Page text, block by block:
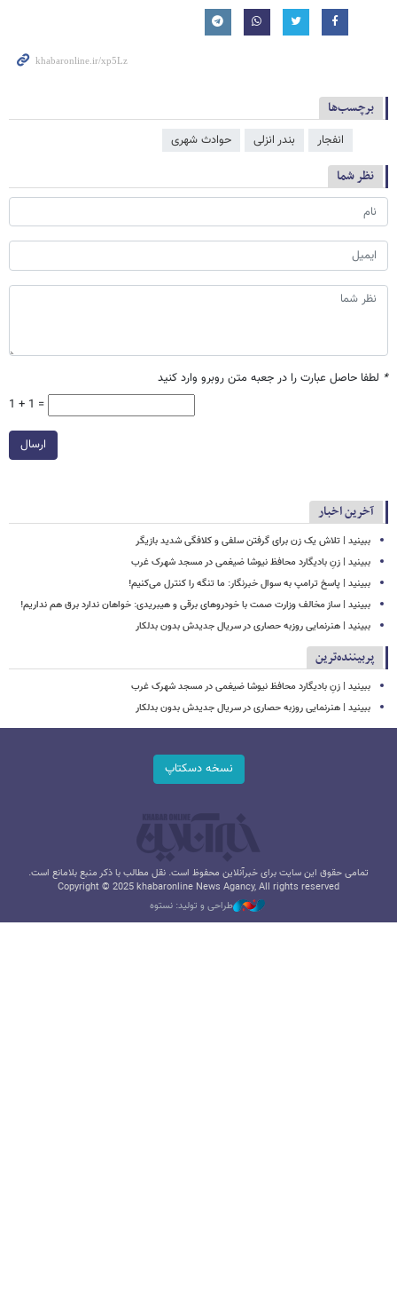
برچسب‌ها
انفجار بندر انزلی حوادث شهری
نظر شما
* لطفا حاصل عبارت را در جعبه متن روبرو وارد کنید
1 + 1 =
ارسال
آخرین اخبار
ببینید | تلاش یک زن برای گرفتن سلفی و کلافگی شدید بازیگر
ببینید | زنِ بادیگارد محافظ نیوشا ضیغمی در مسجد شهرک غرب
ببینید | پاسخ ترامپ به سوال خبرنگار: ما تنگه را کنترل می‌کنیم!
ببینید | ساز مخالف وزارت صمت با خودروهای برقی و هیبریدی: خواهان ندارد برق هم نداریم!
ببینید | هنرنمایی روزبه حصاری در سریال جدیدش بدون بدلکار
پربیننده‌ترین
ببینید | زنِ بادیگارد محافظ نیوشا ضیغمی در مسجد شهرک غرب
ببینید | هنرنمایی روزبه حصاری در سریال جدیدش بدون بدلکار
نسخه دسکتاپ
تمامی حقوق این سایت برای خبرآنلاین محفوظ است. نقل مطالب با ذکر منبع بلامانع است.
Copyright © 2025 khabaronline News Agancy, All rights reserved
طراحی و تولید: نستوه